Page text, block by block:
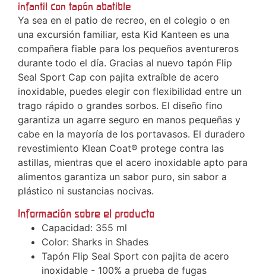
infantil con tapón abatible
Ya sea en el patio de recreo, en el colegio o en
una excursión familiar, esta Kid Kanteen es una
compañera fiable para los pequeños aventureros
durante todo el día. Gracias al nuevo tapón Flip
Seal Sport Cap con pajita extraíble de acero
inoxidable, puedes elegir con flexibilidad entre un
trago rápido o grandes sorbos. El diseño fino
garantiza un agarre seguro en manos pequeñas y
cabe en la mayoría de los portavasos. El duradero
revestimiento Klean Coat® protege contra las
astillas, mientras que el acero inoxidable apto para
alimentos garantiza un sabor puro, sin sabor a
plástico ni sustancias nocivas.
Información sobre el producto
Capacidad: 355 ml
Color: Sharks in Shades
Tapón Flip Seal Sport con pajita de acero
inoxidable - 100% a prueba de fugas